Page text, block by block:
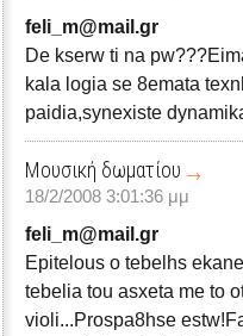
feli_m@mail.gr
De kserw ti na
kala logia se 8emata
paidia,synexiste
Μουσική δωματίου
18/2/2008 3:01:36 μμ
feli_m@mail.gr
Epitelous o tebelhs
tebelia tou asxeta me to
violi...Prospa8hse